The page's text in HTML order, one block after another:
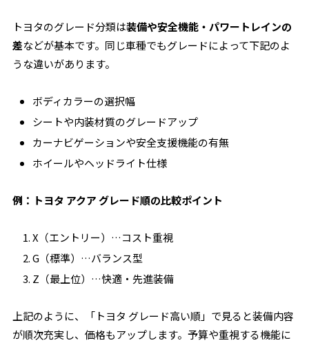
トヨタのグレード分類は装備や安全機能・パワートレインの
差などが基本です。同じ車種でもグレードによって下記のよ
うな違いがあります。
ボディカラーの選択幅
シートや内装材質のグレードアップ
カーナビゲーションや安全支援機能の有無
ホイールやヘッドライト仕様
例：トヨタ アクア グレード順の比較ポイント
X（エントリー）…コスト重視
G（標準）…バランス型
Z（最上位）…快適・先進装備
上記のように、「トヨタ グレード高い順」で見ると装備内容
が順次充実し、価格もアップします。予算や重視する機能に